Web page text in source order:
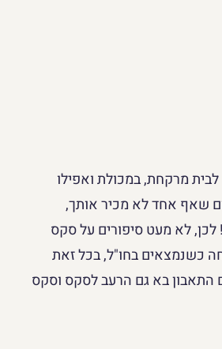
מרקחת, במכולת ואפילו
שאף אחד לא מכיר אותך,
לא מעט סיפורים על סקס
כשנמצאים בחו"ל, בכל זאת
בא גם הרעב לסקס וסקס